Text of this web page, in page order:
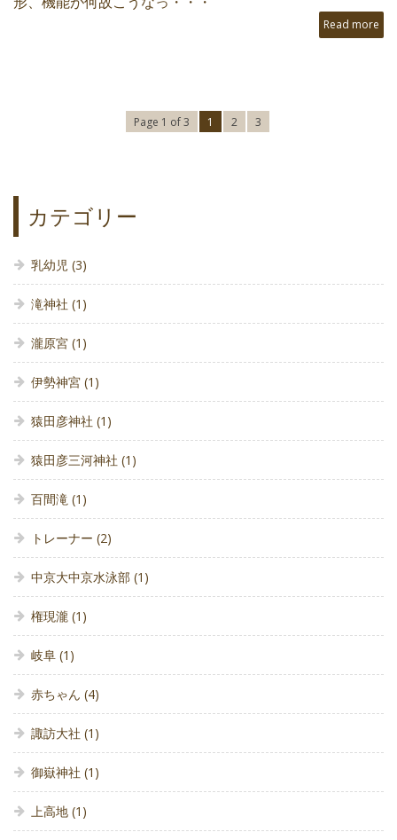
Read more
Page 1 of 3 1 2 3
カテゴリー
乳幼児 (3)
滝神社 (1)
瀧原宮 (1)
伊勢神宮 (1)
猿田彦神社 (1)
猿田彦三河神社 (1)
百間滝 (1)
トレーナー (2)
中京大中京水泳部 (1)
権現瀧 (1)
岐阜 (1)
赤ちゃん (4)
諏訪大社 (1)
御嶽神社 (1)
上高地 (1)